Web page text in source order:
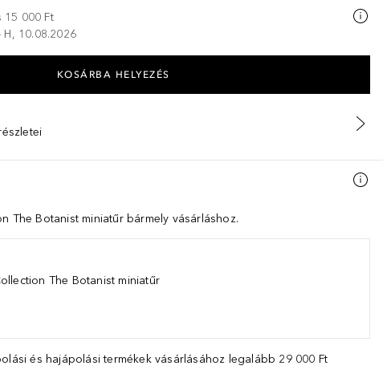
15 000 Ft
H, 10.08.2026
KOSÁRBA HELYEZÉS
The Botanist miniatűr bármely vásárláshoz.
The Botanist miniatűr
és hajápolási termékek vásárlásához legalább 29 000 Ft